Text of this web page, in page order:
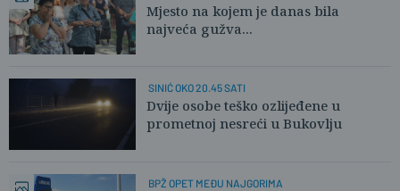
Mjesto na kojem je danas bila
najveća gužva...
SINIĆ OKO 20.45 SATI
Dvije osobe teško ozlijeđene u
prometnoj nesreći u Bukovlju
BPŽ OPET MEĐU NAJGORIMA